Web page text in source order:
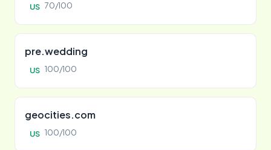
US 70/100
pre.wedding
US 100/100
geocities.com
US 100/100